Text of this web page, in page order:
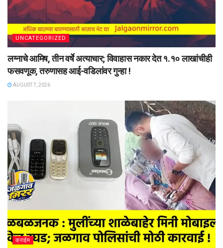
UNCATEGORIZED
लग्नाचे आमिष, तीन वर्षे अत्याचार; विवाहास नकार देत १.१० लाखांचीही
फसवणूक, तरुणासह आई-वडिलांवर गुन्हा !
AUGUST 7, 2026
क्राईम